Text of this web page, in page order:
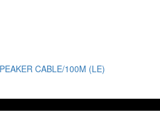
CABLE/100M (LE)